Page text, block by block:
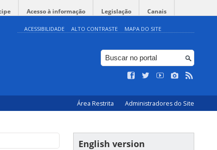
Acesso à informação Legislação Canais
ACESSIBILIDADE ALTO CONTRASTE MAPA DO SITE
Área Restrita Administradores do Site
English version